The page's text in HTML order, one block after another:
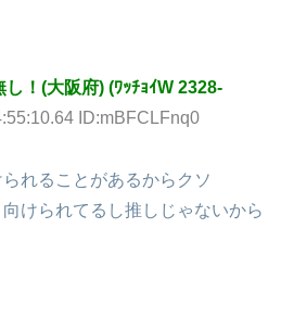
！(大阪府) (ﾜｯﾁｮｲW 2328-
ID:mBFCLFnq0
れることがあるからクソ
けられてるし推しじゃないから